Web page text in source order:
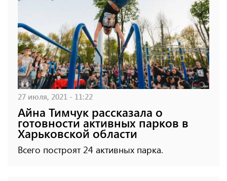
27 июля, 2021 - 11:22
Айна Тимчук рассказала о
готовности активных парков в
Харьковской области
Всего построят 24 активных парка.